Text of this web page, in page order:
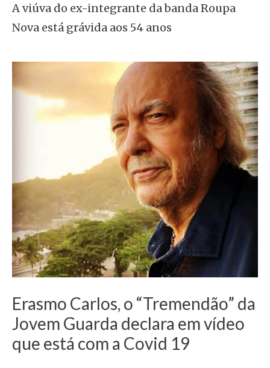
A viúva do ex-integrante da banda Roupa
Nova está grávida aos 54 anos
Erasmo Carlos, o “Tremendão” da
Jovem Guarda declara em vídeo
que está com a Covid 19